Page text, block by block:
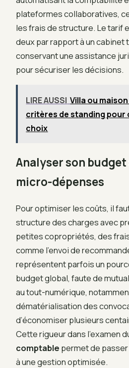
plateformes collaboratives,
les frais de structure. Le tarif
deux par rapport à un cabinet
conservant une assistance
pour sécuriser les décisions.
LIRE AUSSI Villa ou
critères de standing
choix
Analyser son budget
micro-dépenses
Pour optimiser les coûts, il
structure des charges avec
petites copropriétés, des
comme l’envoi de
représentent parfois un
budget global, faute de
au tout-numérique,
dématérialisation des
d’économiser plusieurs
Cette rigueur dans l’examen
comptable permet de
à une gestion optimisée.